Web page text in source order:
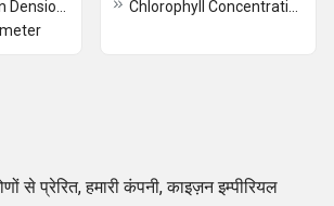
से प्रेरित, हमारी कंपनी, काइज़न इम्पीरियल